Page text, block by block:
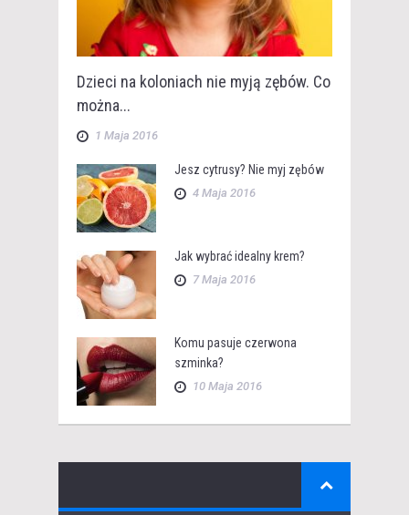
Dzieci na koloniach nie myją zębów. Co
można...
1 Maja 2016
Jesz cytrusy? Nie myj zębów
4 Maja 2016
Jak wybrać idealny krem?
7 Maja 2016
Komu pasuje czerwona
szminka?
10 Maja 2016